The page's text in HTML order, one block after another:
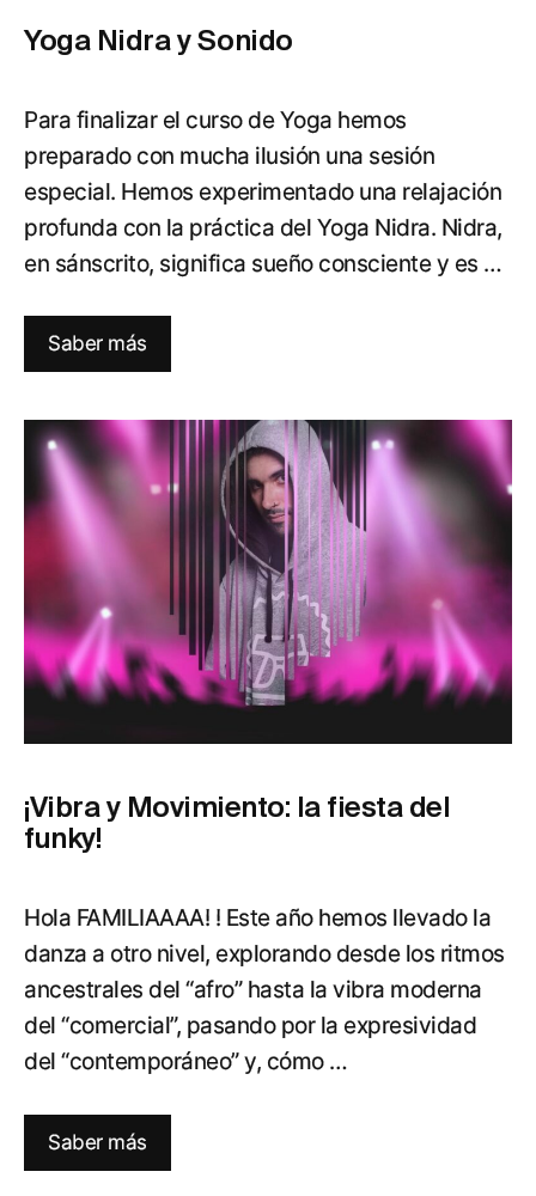
Yoga Nidra y Sonido
Para finalizar el curso de Yoga hemos
preparado con mucha ilusión una sesión
especial. Hemos experimentado una relajación
profunda con la práctica del Yoga Nidra. Nidra,
en sánscrito, significa sueño consciente y es …
Saber más
¡Vibra y Movimiento: la fiesta del
funky!
Hola FAMILIAAAA! ! Este año hemos llevado la
danza a otro nivel, explorando desde los ritmos
ancestrales del “afro” hasta la vibra moderna
del “comercial”, pasando por la expresividad
del “contemporáneo” y, cómo …
Saber más